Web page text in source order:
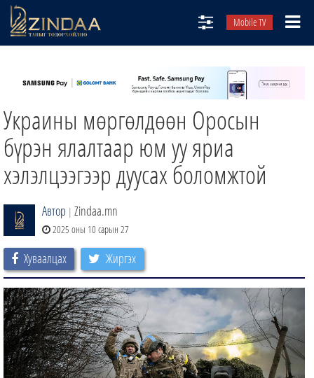
Mobile TV
ТВ8
ӨГЛӨӨНИЙ СОНИН
АУДИО ЗОХИОЛ
ЗИНДАА СЭТГҮҮЛ
Украины мөргөлдөөн Оросын
бүрэн ялалтаар юм уу яриа
хэлэлцээгээр дуусах боломжтой
Автор | Zindaa.mn
2025 оны 10 сарын 27
Хуваалцах Жиргэх